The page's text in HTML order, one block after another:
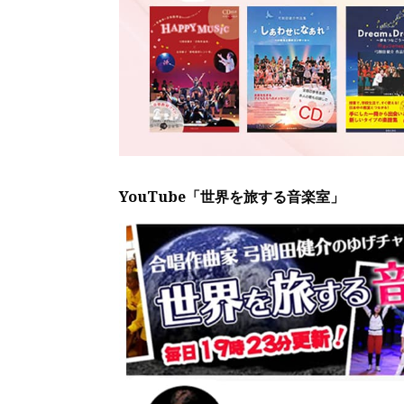
YouTube「世界を旅する音楽室」